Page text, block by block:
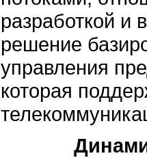
разработкой и
решение
управления
которая